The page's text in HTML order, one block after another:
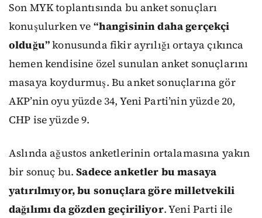
Son MYK toplantısında bu anket sonuçları
konuşulurken ve “hangisinin daha gerçekçi
olduğu”konusunda fikir ayrılığı ortaya çıkınca
hemen kendisine özel sunulan anket sonuçlarını
masaya koydurmuş. Bu anket sonuçlarına gör
AKP’nin oyu yüzde 34, Yeni Parti’nin yüzde 20,
CHP ise yüzde 9.
Aslında ağustos anketlerinin ortalamasına yakın
bir sonuç bu.Sadece anketler bu masaya
yatırılmıyor, bu sonuçlara göre milletvekili
dağılımı da gözden geçiriliyor. Yeni Parti ile